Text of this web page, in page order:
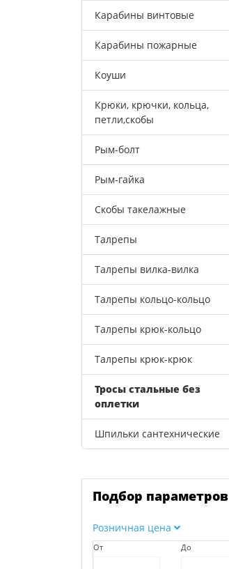
Карабины винтовые
Карабины пожарные
Коуши
Крюки, крючки, кольца,
петли,скобы
Рым-болт
Рым-гайка
Скобы такелажные
Талрепы
Талрепы вилка-вилка
Талрепы кольцо-кольцо
Талрепы крюк-кольцо
Талрепы крюк-крюк
Тросы стальные без
оплетки
Шпильки сантехнические
Подбор параметров
Розничная цена
От До